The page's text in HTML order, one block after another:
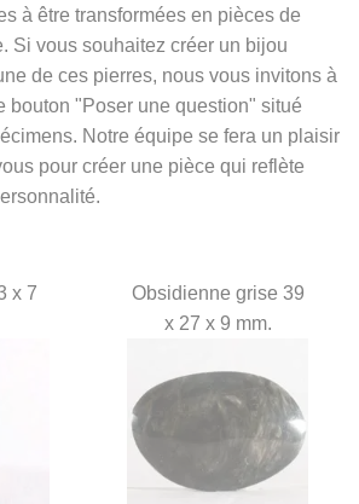
à être transformées en pièces de
Si vous souhaitez créer un bijou
de ces pierres, nous vous invitons à
bouton "Poser une question" situé
Notre équipe se fera un plaisir
pour créer une pièce qui reflète
x 7
Obsidienne grise 39
x 27 x 9 mm.